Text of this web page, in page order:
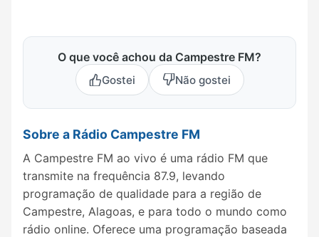
O que você achou da Campestre FM?
Gostei Não gostei
Sobre a Rádio Campestre FM
A Campestre FM ao vivo é uma rádio FM que
transmite na frequência 87.9, levando
programação de qualidade para a região de
Campestre, Alagoas, e para todo o mundo como
rádio online. Oferece uma programação baseada